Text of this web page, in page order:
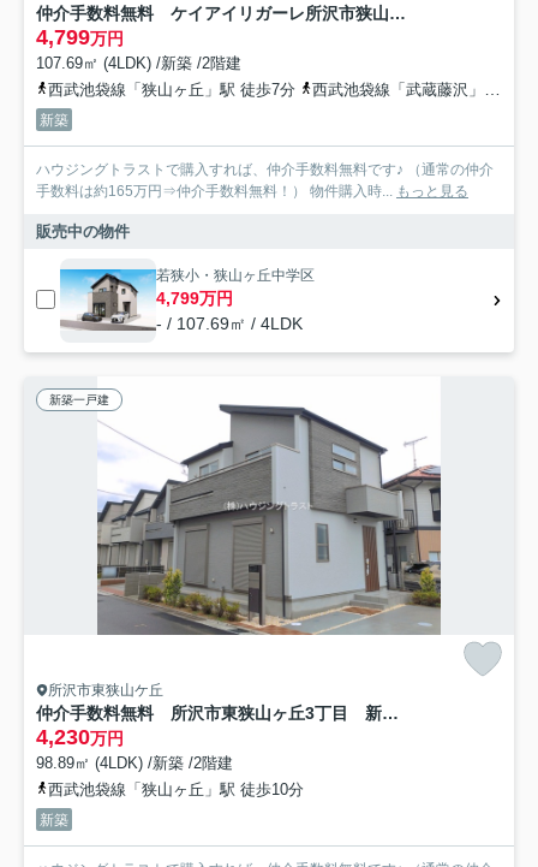
仲介手数料無料 ケイアイリガーレ所沢市狭山ヶ丘9期・新築全1棟
4,799万円
107.69㎡ (4LDK) /新築 /2階建
西武池袋線「狭山ヶ丘」駅 徒歩7分
西武池袋線「武蔵藤沢」駅 徒歩19分
新築
ハウジングトラストで購入すれば、仲介手数料無料です♪ （通常の仲介
手数料は約165万円⇒仲介手数料無料！） 物件購入時...
もっと見る
販売中の物件
若狭小・狭山ヶ丘中学区
4,799万円
- / 107.69㎡ / 4LDK
新築一戸建
所沢市東狭山ケ丘
仲介手数料無料 所沢市東狭山ヶ丘3丁目 新築戸建 全7棟
4,230万円
98.89㎡ (4LDK) /新築 /2階建
西武池袋線「狭山ヶ丘」駅 徒歩10分
新築